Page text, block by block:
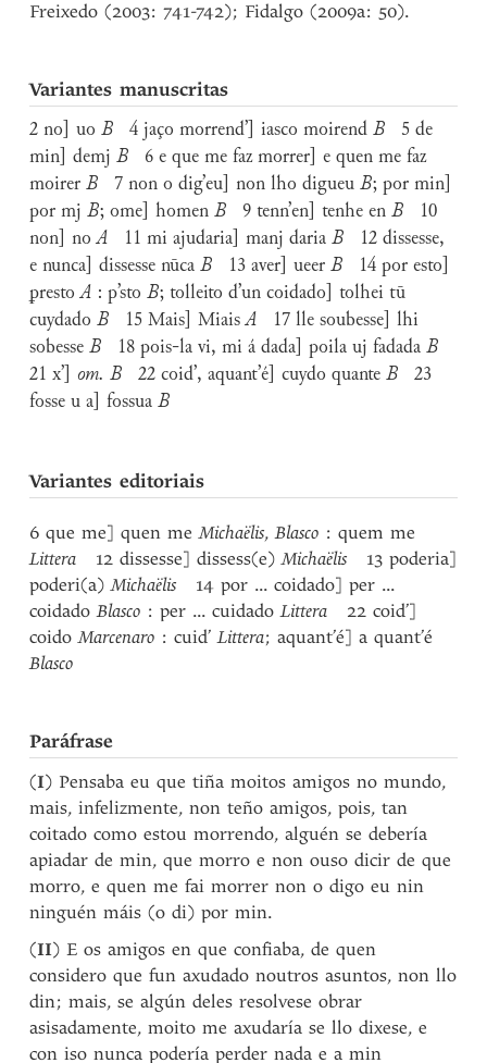
Freixedo (2003: 741-742); Fidalgo (2009a: 50).
Variantes manuscritas
2 no] uoB 4 jaço morrend’] iasco moirendB 5 de
min] demjB 6 e que me faz morrer] e quen me faz
moirerB 7 non o dig’eu] non lho digueuB; por min]
por mjB; ome] homenB 9 tenn’en] tenhe enB 10
non] noA 11 mi ajudaria] manj dariaB 12 dissesse,
e nunca] dissesse nūcaB 13 aver] ueerB 14 por esto]
ꝑrestoA : p’stoB; tolleito d’un coidado] tolhei tū
cuydadoB 15 Mais] MiaisA 17 lle soubesse] lhi
sobesseB 18 pois-la vi, mi á dada] poila uj fadadaB
21 x’] om. B 22 coid’, aquant’é] cuydo quanteB 23
fosse u a] fossuaB
Variantes editoriais
6 que me] quen meMichaëlis,Blasco : quem me
Littera 12 dissesse] dissess(e)Michaëlis 13 poderia]
poderi(a)Michaëlis 14 por ... coidado] per ...
coidadoBlasco : per ... cuidado Littera 22 coid’]
coidoMarcenaro : cuid’ Littera; aquant’é] a quant’é
Blasco
Paráfrase
(I) Pensaba eu que tiña moitos amigos no mundo,
mais, infelizmente, non teño amigos, pois, tan
coitado como estou morrendo, alguén se debería
apiadar de min, que morro e non ouso dicir de que
morro, e quen me fai morrer non o digo eu nin
ninguén máis (o di) por min.
(II) E os amigos en que confiaba, de quen
considero que fun axudado noutros asuntos, non llo
din; mais, se algún deles resolvese obrar
asisadamente, moito me axudaría se llo dixese, e
con iso nunca podería perder nada e a min